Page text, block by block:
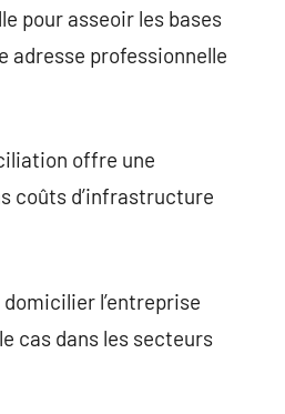
pour asseoir les bases
adresse professionnelle
offre une
coûts d’infrastructure
l’entreprise
cas dans les secteurs